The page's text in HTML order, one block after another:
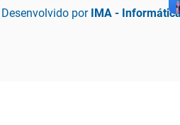
Desenvolvido por IMA -